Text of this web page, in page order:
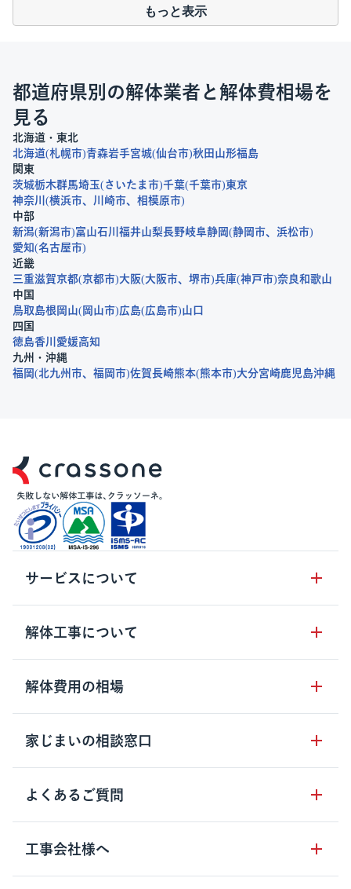
もっと表示
都道府県別の解体業者と解体費相場を
見る
北海道・東北
北海道 札幌市 青森岩手宮城 仙台市 秋田 山形福島
関東
茨城栃木群馬埼玉 さいたま市 千葉 千葉市 東京
神奈川
横浜市 川崎市
相模原市
中部
新潟 新潟市 富山石川 福井山梨長野岐阜静岡 静岡市
浜松市
愛知 名古屋市
近畿
三重滋賀京都 京都市 大阪 大阪市 堺市 兵庫 神戸市 奈良和歌山
中国
鳥取 島根 岡山 岡山市 広島 広島市 山口
四国
徳島香川 愛媛高知
九州・沖縄
福岡 北九州市 福岡市 佐賀長崎熊本 熊本市 大分宮崎鹿児島沖縄
サービスについて
サービスの流れ
サービスのメリット
クラッソーネの自治体連携
お客さまの声
空き家の処分を検討のお客様へ
解体工事について
解体工事の基礎知識
解体工事に関わる法律
用語集
解体費用の相場
木造住宅の相場
鉄骨造住宅の相場
RC造住宅の相場
家じまいの相談窓口
家じまいの相談窓口
よくあるご質問
クラッソーネの利用方法
工事の進め方
工事会社様へ